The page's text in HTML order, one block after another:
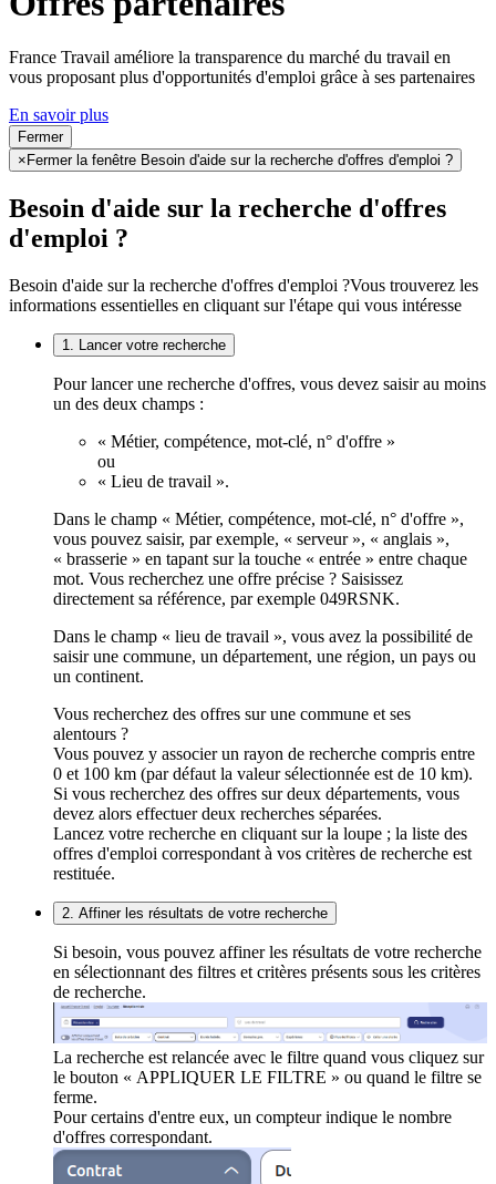
France Travail améliore la transparence du marché du travail en
vous proposant plus d'opportunités d'emploi grâce à ses partenaires
En savoir plus
Fermer
× Fermer la fenêtre Besoin d'aide sur la recherche d'offres d'emploi ?
Besoin d'aide sur la recherche d'offres
d'emploi ?
Besoin d'aide sur la recherche d'offres d'emploi ?Vous trouverez les
informations essentielles en cliquant sur l'étape qui vous intéresse
1. Lancer votre recherche
Pour lancer une recherche d'offres, vous devez saisir au moins
un des deux champs :
« Métier, compétence, mot-clé, n° d'offre »
ou
« Lieu de travail ».
Dans le champ « Métier, compétence, mot-clé, n° d'offre »,
vous pouvez saisir, par exemple, « serveur », « anglais »,
« brasserie » en tapant sur la touche « entrée » entre chaque
mot. Vous recherchez une offre précise ? Saisissez
directement sa référence, par exemple 049RSNK.
Dans le champ « lieu de travail », vous avez la possibilité de
saisir une commune, un département, une région, un pays ou
un continent.
Vous recherchez des offres sur une commune et ses
alentours ?
Vous pouvez y associer un rayon de recherche compris entre
0 et 100 km (par défaut la valeur sélectionnée est de 10 km).
Si vous recherchez des offres sur deux départements, vous
devez alors effectuer deux recherches séparées.
Lancez votre recherche en cliquant sur la loupe ; la liste des
offres d'emploi correspondant à vos critères de recherche est
restituée.
2. Affiner les résultats de votre recherche
Si besoin, vous pouvez affiner les résultats de votre recherche
en sélectionnant des filtres et critères présents sous les critères
de recherche.
La recherche est relancée avec le filtre quand vous cliquez sur
le bouton « APPLIQUER LE FILTRE » ou quand le filtre se
ferme.
Pour certains d'entre eux, un compteur indique le nombre
d'offres correspondant.